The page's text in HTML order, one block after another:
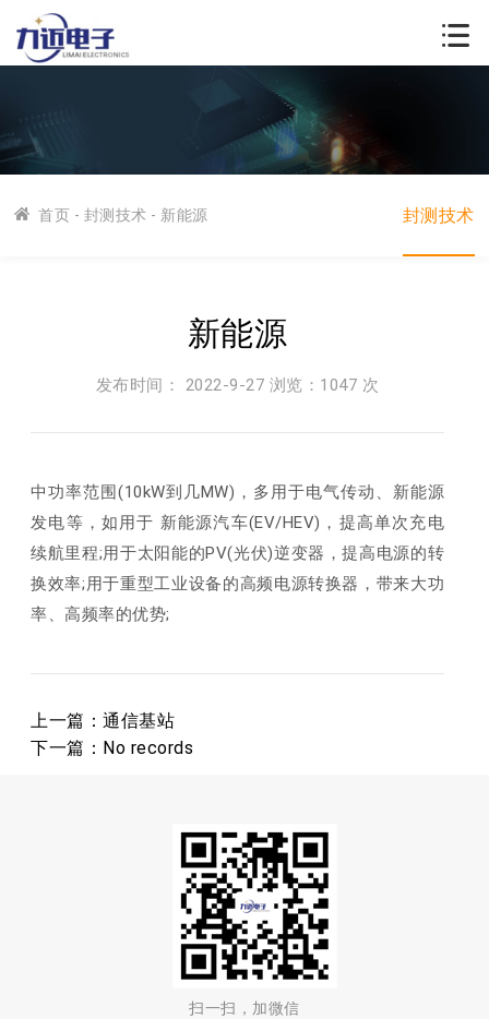
首页 - 封测技术 - 新能源 封测技术
新能源
发布时间： 2022-9-27 浏览： 1047 次
中功率范围(10kW到几MW)，多用于电气传动、新能源
发电等，如用于 新能源汽车(EV/HEV)，提高单次充电
续航里程;用于太阳能的PV(光伏)逆变器，提高电源的转
换效率;用于重型工业设备的高频电源转换器，带来大功
率、高频率的优势;
上一篇：通信基站
下一篇：No records
扫一扫，加微信